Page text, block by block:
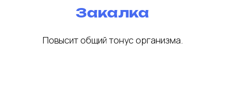
Закалка
Повысит общий тонус организма.